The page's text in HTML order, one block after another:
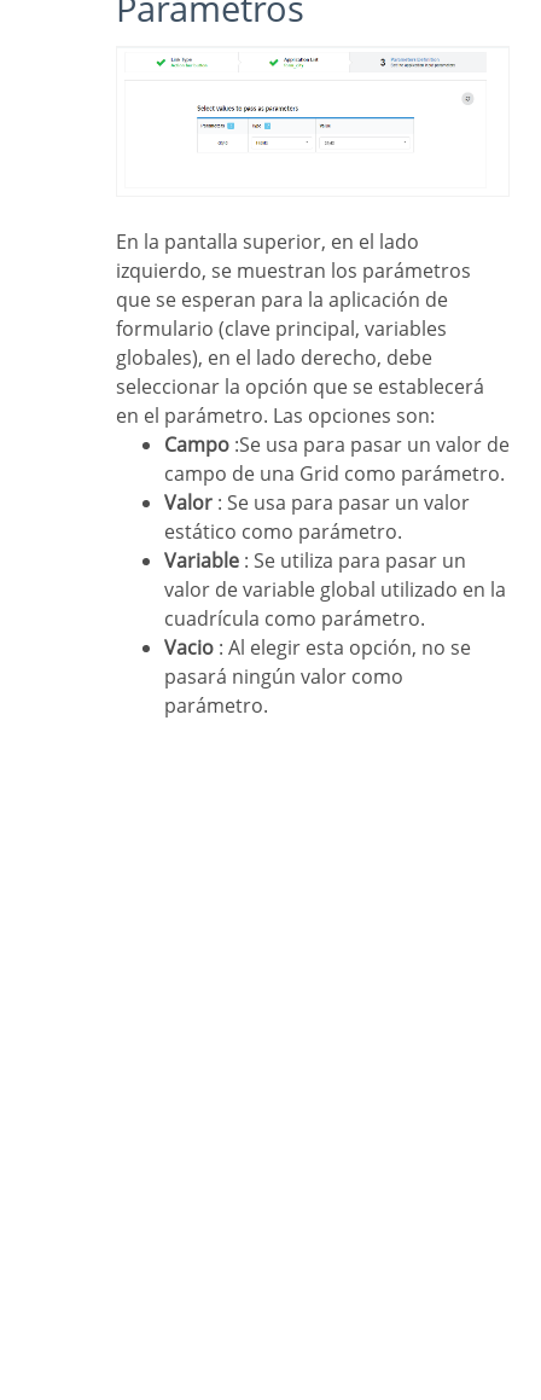
En la pantalla superior, en el lado
izquierdo, se muestran los parámetros
que se esperan para la aplicación de
formulario (clave principal, variables
globales), en el lado derecho, debe
seleccionar la opción que se establecerá
en el parámetro. Las opciones son:
Campo :Se usa para pasar un valor de
campo de una Grid como parámetro.
Valor : Se usa para pasar un valor
estático como parámetro.
Variable : Se utiliza para pasar un
valor de variable global utilizado en la
cuadrícula como parámetro.
Vacio : Al elegir esta opción, no se
pasará ningún valor como
parámetro.